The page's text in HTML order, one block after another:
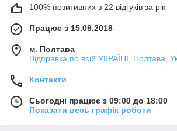
100% позитивних з 22 відгуків за рік
Працює з 15.09.2018
м. Полтава
Відправка по всій УКРАЇНІ, Полтава,
Контакти
Сьогодні працює з 09:00 до 18:00
Показати весь графік роботи